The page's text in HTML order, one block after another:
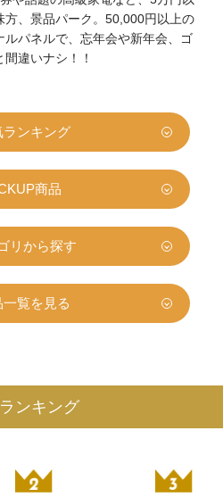
方、景品パーク。50,000円以上の
パネルで、忘年会や新年会、ゴ
違いナシ！！
ランキング
商品
リから探す
一覧を見る
ンキング